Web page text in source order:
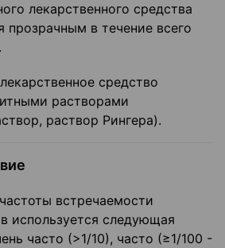
лекарственного средства
прозрачным в течение всего
средство
растворами
раствор Рингера).
встречаемости
используется следующая
часто (>1/10), часто (≥1/100 -